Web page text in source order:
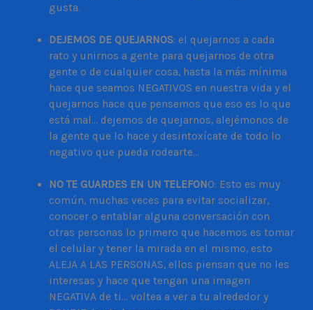
gusta.
DEJEMOS DE QUEJARNOS: el quejarnos a cada
rato y unirnos a gente para quejarnos de otra
gente o de cualquier cosa, hasta la más mínima
hace que seamos NEGATIVOS en nuestra vida y el
quejarnos hace que pensemos que eso es lo que
está mal… dejemos de quejarnos, alejémonos de
la gente que lo hace y desintoxícate de todo lo
negativo que pueda rodearte…
NO TE GUARDES EN UN TELEFONO: Esto es muy
común, muchas veces para evitar socializar,
conocer o entablar alguna conversación con
otras personas lo primero que hacemos es tomar
el celular y tener la mirada en el mismo, esto
ALEJA A LAS PERSONAS, ellos piensan que no les
interesas y hace que tengan una imagen
NEGATIVA de ti… voltea a ver a tu alrededor y